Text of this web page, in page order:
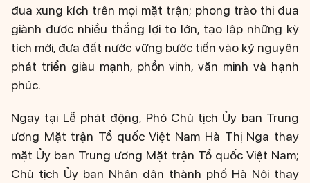
đua xung kích trên mọi mặt trận; phong trào thi đua
giành được nhiều thắng lợi to lớn, tạo lập những kỳ
tích mới, đưa đất nước vững bước tiến vào kỷ nguyên
phát triển giàu mạnh, phồn vinh, văn minh và hạnh
phúc.
Ngay tại Lễ phát động, Phó Chủ tịch Ủy ban Trung
ương Mặt trận Tổ quốc Việt Nam Hà Thị Nga thay
mặt Ủy ban Trung ương Mặt trận Tổ quốc Việt Nam;
Chủ tịch Ủy ban Nhân dân thành phố Hà Nội thay